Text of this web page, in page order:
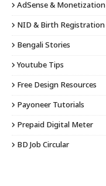
AdSense & Monetization
NID & Birth Registration
Bengali Stories
Youtube Tips
Free Design Resources
Payoneer Tutorials
Prepaid Digital Meter
BD Job Circular